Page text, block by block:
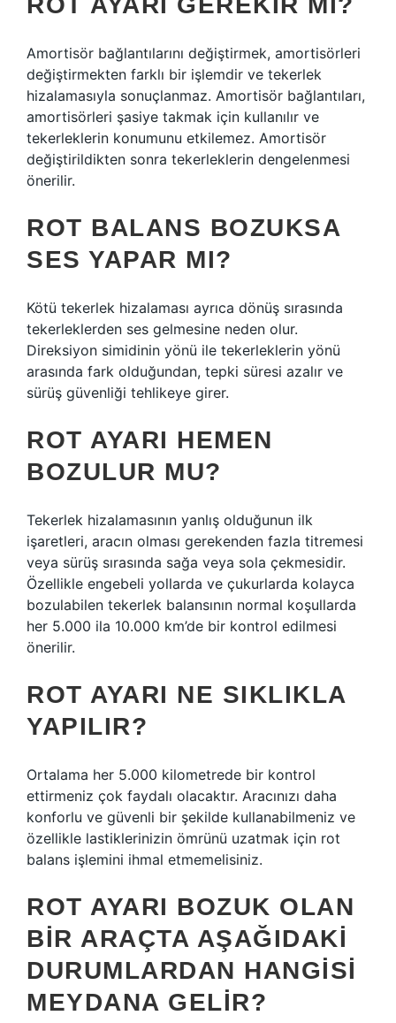
Amortisör bağlantılarını değiştirmek, amortisörleri
değiştirmekten farklı bir işlemdir ve tekerlek
hizalamasıyla sonuçlanmaz. Amortisör bağlantıları,
amortisörleri şasiye takmak için kullanılır ve
tekerleklerin konumunu etkilemez. Amortisör
değiştirildikten sonra tekerleklerin dengelenmesi
önerilir.
ROT BALANS BOZUKSA
SES YAPAR MI?
Kötü tekerlek hizalaması ayrıca dönüş sırasında
tekerleklerden ses gelmesine neden olur.
Direksiyon simidinin yönü ile tekerleklerin yönü
arasında fark olduğundan, tepki süresi azalır ve
sürüş güvenliği tehlikeye girer.
ROT AYARI HEMEN
BOZULUR MU?
Tekerlek hizalamasının yanlış olduğunun ilk
işaretleri, aracın olması gerekenden fazla titremesi
veya sürüş sırasında sağa veya sola çekmesidir.
Özellikle engebeli yollarda ve çukurlarda kolayca
bozulabilen tekerlek balansının normal koşullarda
her 5.000 ila 10.000 km’de bir kontrol edilmesi
önerilir.
ROT AYARI NE SIKLIKLA
YAPILIR?
Ortalama her 5.000 kilometrede bir kontrol
ettirmeniz çok faydalı olacaktır. Aracınızı daha
konforlu ve güvenli bir şekilde kullanabilmeniz ve
özellikle lastiklerinizin ömrünü uzatmak için rot
balans işlemini ihmal etmemelisiniz.
ROT AYARI BOZUK OLAN
BIR ARAÇTA AŞAĞIDAKI
DURUMLARDAN HANGISI
MEYDANA GELIR?